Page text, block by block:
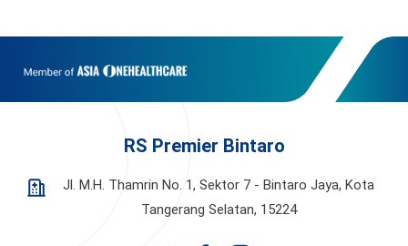
RS Premier Bintaro
Jl. M.H. Thamrin No. 1, Sektor 7 - Bintaro Jaya, Kota
Tangerang Selatan, 15224